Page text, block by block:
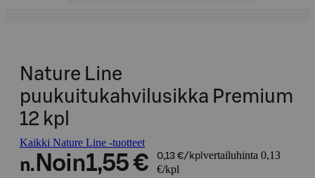
Nature Line
puukuitukahvilusikka Premium
12 kpl
Kaikki Nature Line -tuotteet
n. Noin1,55 € 0,13 €/kpl vertailuhinta 0,13
€/kpl